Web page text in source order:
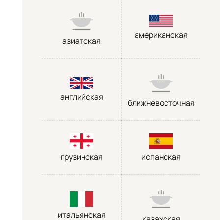
азиатская
американская
английская
ближневосточная
грузинская испанская
итальянская